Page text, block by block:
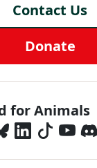
Contact Us
Donate
Menu
for Animals